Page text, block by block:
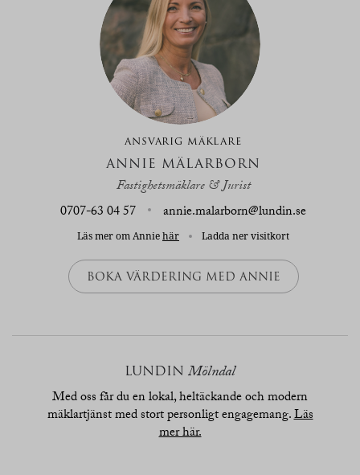
ANSVARIG MÄKLARE
ANNIE MÄLARBORN
Fastighetsmäklare & Jurist
0707-63 04 57
annie.malarborn@lundin.se
Läs mer om Anniehär Ladda ner visitkort
BOKA VÄRDERING MED ANNIE
LUNDIN Mölndal
Med oss får du en lokal, heltäckande och modern
mäklartjänst med stort personligt engagemang.Läs
mer här.